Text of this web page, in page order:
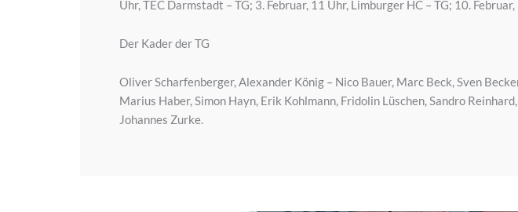
Uhr, TEC Darmstadt – TG; 3. Februar, 11 Uhr, Limburger HC – TG; 10.
Der Kader der TG
Oliver Scharfenberger, Alexander König – Nico Bauer, Marc Beck, Sven
Marius Haber, Simon Hayn, Erik Kohlmann, Fridolin Lüschen, Sandro
Johannes Zurke.